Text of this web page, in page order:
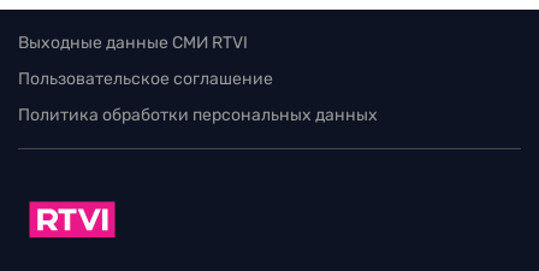
Выходные данные СМИ RTVI
Пользовательское соглашение
Политика обработки персональных данных